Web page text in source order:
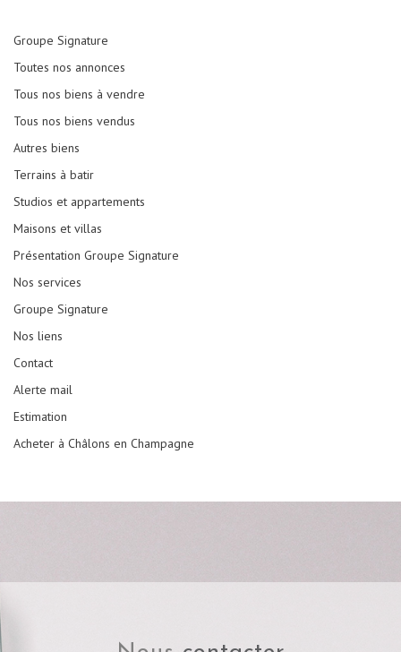
Groupe Signature
Toutes nos annonces
Tous nos biens à vendre
Tous nos biens vendus
Autres biens
Terrains à batir
Studios et appartements
Maisons et villas
Présentation Groupe Signature
Nos services
Groupe Signature
Nos liens
Contact
Alerte mail
Estimation
Acheter à Châlons en Champagne